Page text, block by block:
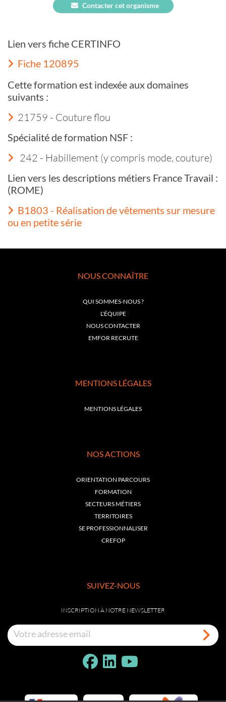
Contacter cet organisme
Lien vers fiche CERTINFO
Fiche 120895
Cette formation est indexée aux domaines
suivants :
21759 - Couture flou
Spécialité de formation NSF :
242 - Habillement (y compris mode, couture)
Lien vers les descriptions métiers France Travail :
(ROME)
B1803 - Réalisation de vêtements sur mesure
ou en petite série
NOUS CONNAÎTRE
QUI SOMMES-NOUS ?
L'ÉQUIPE
NOUS CONTACTER
EMFOR RECRUTE
MENTIONS LÉGALES
MENTIONS LÉGALES
NOS ACTIONS
ORIENTATION PARCOURS
FORMATION
SECTEURS MÉTIERS
TERRITOIRES
SE PROFESSIONNALISER
CREFOP
SUIVEZ-NOUS
INSCRIPTION À NOTRE NEWSLETTER